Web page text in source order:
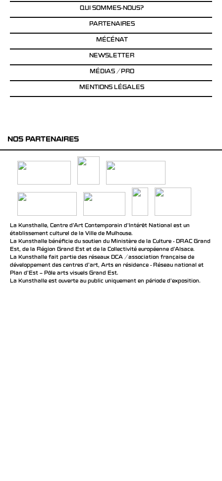
QUI SOMMES-NOUS?
PARTENAIRES
MÉCÉNAT
NEWSLETTER
MÉDIAS / PRO
MENTIONS LÉGALES
NOS PARTENAIRES
La Kunsthalle, Centre d’Art Contemporain d’Intérêt National est un
établissement culturel de la Ville de Mulhouse.
La Kunsthalle bénéficie du soutien du Ministère de la Culture - DRAC Grand
Est, de la Région Grand Est et de la Collectivité européenne d’Alsace.
La Kunsthalle fait partie des réseaux DCA / association française de
développement des centres d'art, Arts en résidence - Réseau national et
Plan d’Est – Pôle arts visuels Grand Est.
La Kunsthalle est ouverte au public uniquement en période d'exposition.